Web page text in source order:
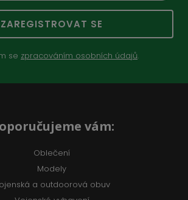
ZAREGISTROVAT SE
se zpracováním osobních údajů.
vám:
Oblečení
Modely
a outdoorová obuv